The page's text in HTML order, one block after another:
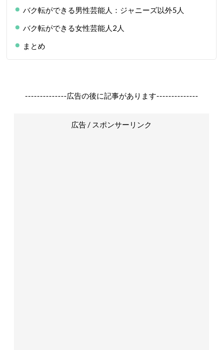
バク転ができる男性芸能人：ジャニーズ以外5人
バク転ができる女性芸能人2人
まとめ
--------------広告の後に記事があります--------------
広告 / スポンサーリンク